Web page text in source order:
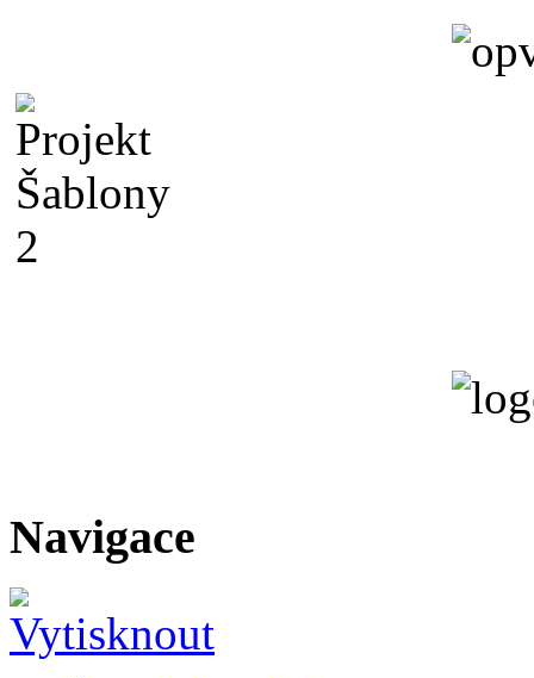
Navigace